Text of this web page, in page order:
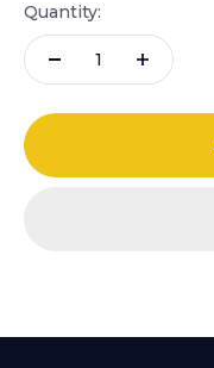
Quantity: